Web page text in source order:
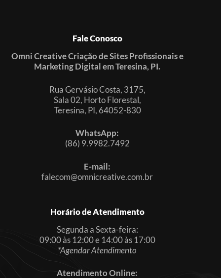
Fale Conosco
Omni Creative Criação de Sites Profissionais e
Marketing Digital em Teresina, PI.
Rua Gervásio Costa, 3175,
Sala 02, Horto Florestal,
Teresina, PI, 64052-830
WhatsApp:
(86) 9.9982.7492
E-mail:
falecom@omnicreative.com.br
Horário de Atendimento
Segunda a Sexta-feira:
09:00 às 12:00 e 14:00 às 17:00
*Agendar Atendimento
Atendimento Online: